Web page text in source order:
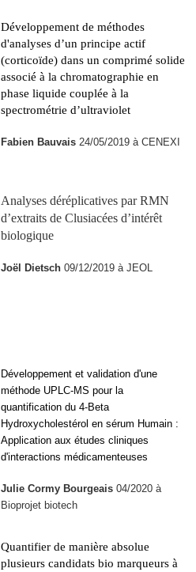
Développement de méthodes
d'analyses d’un principe actif
(corticoïde) dans un comprimé solide
associé à la chromatographie en
phase liquide couplée à la
spectrométrie d’ultraviolet
Fabien Bauvais 24/05/2019 à CENEXI
Analyses déréplicatives par RMN
d’extraits de Clusiacées d’intérêt
biologique
Joël Dietsch 09/12/2019 à JEOL
Développement et validation d'une
méthode UPLC-MS pour la
quantification du 4-Beta
Hydroxycholestérol en sérum Humain :
Application aux études cliniques
d'interactions médicamenteuses
Julie Cormy Bourgeais 04/2020 à
Bioprojet biotech
Quantifier de manière absolue
plusieurs candidats bio marqueurs à